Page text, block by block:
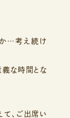
か…考え続け
義な時間とな
、ご出席い